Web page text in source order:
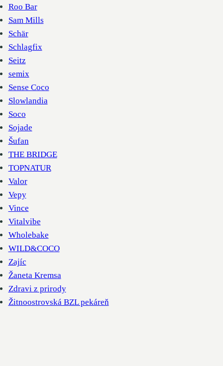
Roo Bar
Sam Mills
Schär
Schlagfix
Seitz
semix
Sense Coco
Slowlandia
Soco
Sojade
Šufan
THE BRIDGE
TOPNATUR
Valor
Vepy
Vince
Vitalvibe
Wholebake
WILD&COCO
Zajíc
Žaneta Kremsa
Zdravi z prirody
Žitnoostrovská BZL pekáreň